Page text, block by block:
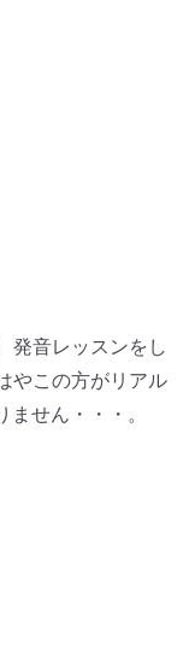
発音レッスンをし
やこの方がリアル
せん・・・。